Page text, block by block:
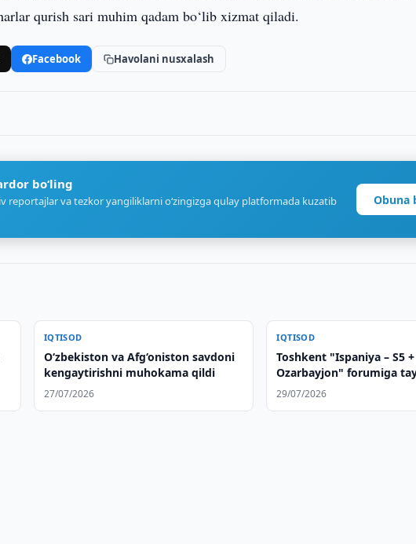
qurish sari muhim qadam bo‘lib xizmat qiladi.
Facebook Havolani nusxalash
bo‘ling
reportajlar va tezkor yangiliklarni o‘zingizga qulay platformada kuzatib
Obuna
IQTISOD
O‘zbekiston va Afg‘oniston savdoni
kengaytirishni muhokama qildi
27/07/2026
IQTISOD
Toshkent "Ispaniya – S5 +
Ozarbayjon" forumiga
ko'rmoqda
29/07/2026